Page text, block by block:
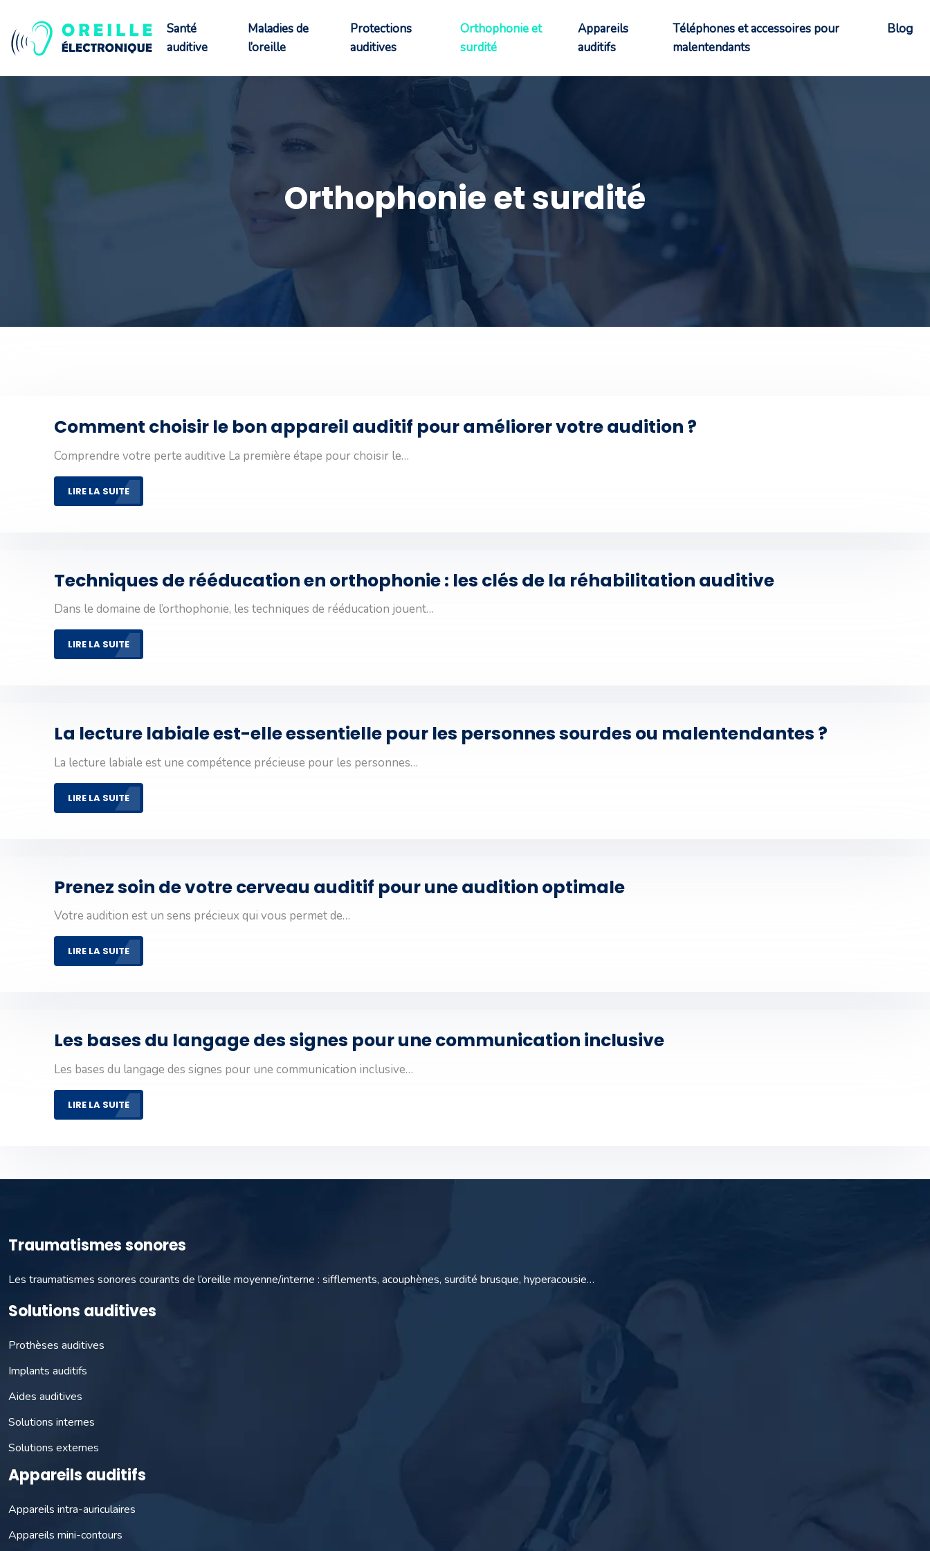
Santé
auditive
Maladies de
l’oreille
Protections
auditives
Orthophonie et
surdité
Appareils
auditifs
Téléphones et accessoires pour
malentendants
Blog
Orthophonie et surdité
Comment choisir le bon appareil auditif pour améliorer votre audition ?
Comprendre votre perte auditive La première étape pour choisir le…
LIRE LA SUITE
Techniques de rééducation en orthophonie : les clés de la réhabilitation auditive
Dans le domaine de l’orthophonie, les techniques de rééducation jouent…
LIRE LA SUITE
La lecture labiale est-elle essentielle pour les personnes sourdes ou malentendantes ?
La lecture labiale est une compétence précieuse pour les personnes…
LIRE LA SUITE
Prenez soin de votre cerveau auditif pour une audition optimale
Votre audition est un sens précieux qui vous permet de…
LIRE LA SUITE
Les bases du langage des signes pour une communication inclusive
Les bases du langage des signes pour une communication inclusive…
LIRE LA SUITE
Traumatismes sonores
Les traumatismes sonores courants de l’oreille moyenne/interne : sifflements, acouphènes, surdité brusque, hyperacousie…
Solutions auditives
Prothèses auditives
Implants auditifs
Aides auditives
Solutions internes
Solutions externes
Appareils auditifs
Appareils intra-auriculaires
Appareils mini-contours